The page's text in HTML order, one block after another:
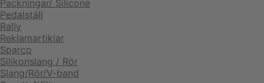
Packningar/ Silicone
Pedalställ
Rally
Reklamartiklar
Sparco
Silikonslang / Rör
Slang/Rör/V-band